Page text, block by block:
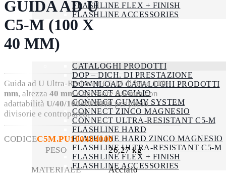
FLASHLINE FLEX + FINISH
FLASHLINE ACCESSORIES
AZIENDA
SMALTIMENTO
CERTIFICAZIONI
CATALOGHI PRODOTTI
DOP – DICH. DI PRESTAZIONE
DOWNLOAD CATALOGHI PRODOTTI
CONNECT ACCIAIO
CONNECT GUMMY SYSTEM
CONNECT ZINCO MAGNESIO
CONNECT ULTRA-RESISTANT C5-M
FLASHLINE HARD
FLASHLINE HARD ZINCO MAGNESIO
FLASHLINE ULTRA-RESISTANT C5-M
FLASHLINE FLEX + FINISH
FLASHLINE ACCESSORIES
NEWS
GUIDA AD U
C5-M (100 X
40 MM)
Guida ad U Ultra-Resistant C5-M di base100
mm, altezza 40 mme spessore0,6 mmcon
adattabilità U/40/100/40/4000per pareti
divisorie e contropareti.
CODICEC5M.PU100404000
PESO
26,27 kg
MATERIALE Acciaio